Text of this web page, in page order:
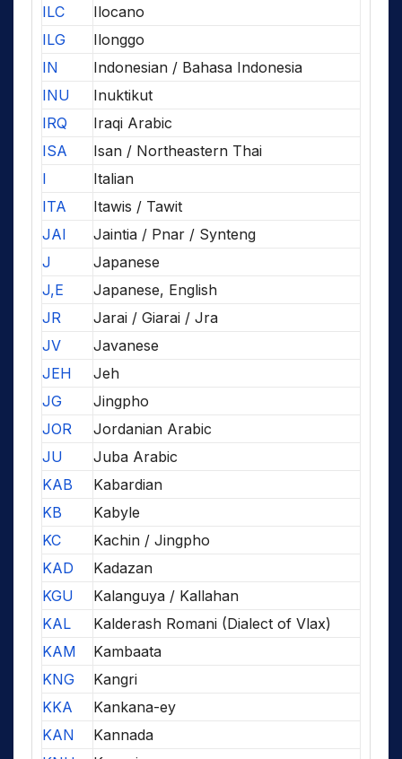
ILC
Ilocano
ILG
Ilonggo
IN
Indonesian / Bahasa Indonesia
INU
Inuktikut
IRQ
Iraqi Arabic
ISA
Isan / Northeastern Thai
I
Italian
ITA
Itawis / Tawit
JAI
Jaintia / Pnar / Synteng
J
Japanese
J,E
Japanese, English
JR
Jarai / Giarai / Jra
JV
Javanese
JEH
Jeh
JG
Jingpho
JOR
Jordanian Arabic
JU
Juba Arabic
KAB
Kabardian
KB
Kabyle
KC
Kachin / Jingpho
KAD
Kadazan
KGU
Kalanguya / Kallahan
KAL
Kalderash Romani (Dialect of Vlax)
KAM
Kambaata
KNG
Kangri
KKA
Kankana-ey
KAN
Kannada